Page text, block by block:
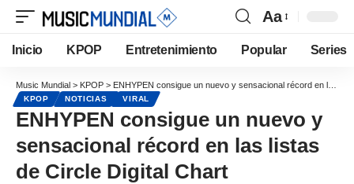
Aa
Inicio KPOP Entretenimiento Popular Series
Music Mundial > KPOP > ENHYPEN consigue un nuevo y sensacional récord en las listas de Circle Digital Chart
KPOP NOTICIAS VIRAL
ENHYPEN consigue un nuevo y
sensacional récord en las listas
de Circle Digital Chart